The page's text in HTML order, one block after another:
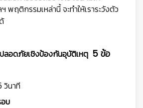
ฤติกรรมเหล่านี้ จะทำให้เราระวังตัว
ลอดภัยเชิงป้องกันอุบัติเหตุ 5 ข้อ
วินาที
บ